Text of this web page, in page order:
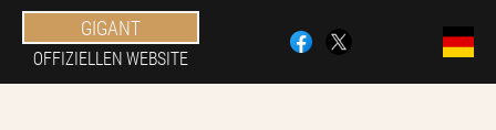
GIGANT
OFFIZIELLEN WEBSITE